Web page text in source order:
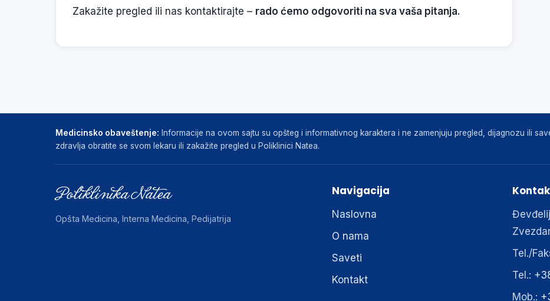
Zakažite pregled ili nas kontaktirajte – rado ćemo odgovoriti na sva vaša pitanja.
Medicinsko obaveštenje: Informacije na ovom sajtu su opšteg i informativnog karaktera i ne zamenjuju pregled, dijagnozu ili
zdravlja obratite se svom lekaru ili zakažite pregled u Poliklinici Natea.
Poliklinika Natea
Opšta Medicina, Interna Medicina, Pedijatrija
Navigacija
Naslovna
O nama
Saveti
Kontakt
Tel./
Tel.:
Mob.: